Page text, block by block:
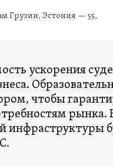
Грузии, Эстония — 55,
ускорения
чтобы